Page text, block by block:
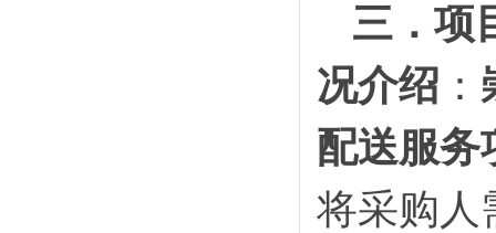
三 ． 项
况介绍 ：
配送服务
将采购人